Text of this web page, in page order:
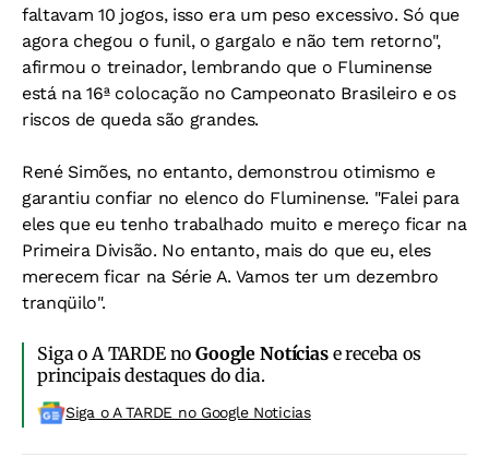
faltavam 10 jogos, isso era um peso excessivo. Só que
agora chegou o funil, o gargalo e não tem retorno",
afirmou o treinador, lembrando que o Fluminense
está na 16ª colocação no Campeonato Brasileiro e os
riscos de queda são grandes.
René Simões, no entanto, demonstrou otimismo e
garantiu confiar no elenco do Fluminense. "Falei para
eles que eu tenho trabalhado muito e mereço ficar na
Primeira Divisão. No entanto, mais do que eu, eles
merecem ficar na Série A. Vamos ter um dezembro
tranqüilo".
Siga o A TARDE noGoogle Notíciase receba os
principais destaques do dia.
Siga o A TARDE no Google Noticias